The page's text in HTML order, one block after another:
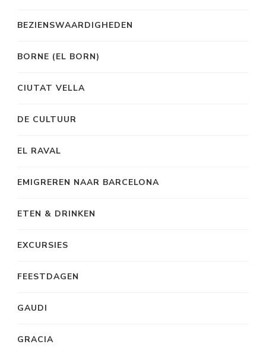
BEZIENSWAARDIGHEDEN
BORNE (EL BORN)
CIUTAT VELLA
DE CULTUUR
EL RAVAL
EMIGREREN NAAR BARCELONA
ETEN & DRINKEN
EXCURSIES
FEESTDAGEN
GAUDI
GRACIA